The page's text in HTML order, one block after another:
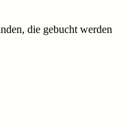
die gebucht werden